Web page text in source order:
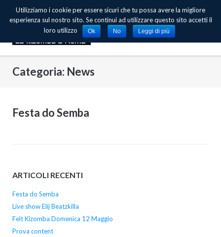
Categoria: News
Festa do Semba
ARTICOLI RECENTI
Festa do Semba
Live show Elij Beatzkilla
Felt Kizomba Domenica 12 Maggio
Prova content
Utilizziamo i cookie per essere sicuri che tu possa avere la migliore
esperienza sul nostro sito. Se continui ad utilizzare questo sito accetti il
loro utilizzo
Ok No Leggi di più